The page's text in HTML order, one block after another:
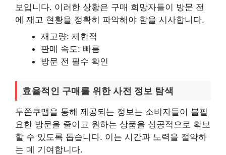
보입니다. 이러한 상황은 구매 희망자들이 방문 전
에 재고 현황을 정확히 파악해야 함을 시사합니다.
재고량: 제한적
판매 속도: 빠름
방문 전 필수 확인
효율적인 구매를 위한 사전 정보 탐색
두쫀쿠맵을 통해 제공되는 정보는 소비자들이 불필
요한 방문을 줄이고 원하는 상품을 성공적으로 확보
할 수 있도록 돕습니다. 이는 시간과 노력을 절약하
는 데 기여합니다.